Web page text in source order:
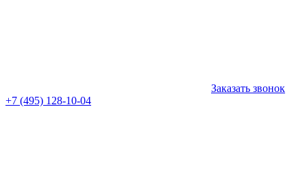
Заказать звонок
+7 (495) 128-10-04